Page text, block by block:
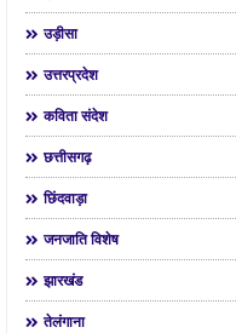
उड़ीसा
उत्तरप्रदेश
कविता संदेश
छत्तीसगढ़
छिंदवाड़ा
जनजाति विशेष
झारखंड
तेलंगाना